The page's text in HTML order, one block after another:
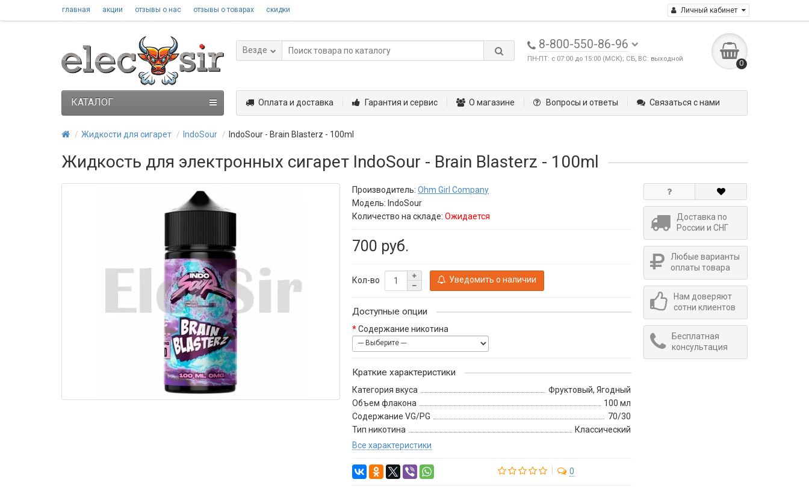
Личный кабинет
главная акции отзывы о нас отзывы о товарах скидки
8-800-550-86-96
ПН-ПТ: с 07:00 до 15:00 (МСК); СБ, ВС: выходной 0
Везде
Оплата и доставка Гарантия и сервис О магазине Вопросы и ответы Связаться с нами
КАТАЛОГ
Жидкости для сигарет IndoSour IndoSour - Brain Blasterz - 100ml
Жидкость для электронных сигарет IndoSour - Brain Blasterz - 100ml
Производитель:Ohm Girl Company
Модель: IndoSour
Количество на складе:Ожидается
700 руб.
Кол-во Уведомить о наличии
Доступные опции
Содержание никотина
Краткие характеристики
Категория вкуса
Фруктовый, Ягодный
Объем флакона
100 мл
Содержание VG/PG
70/30
Тип никотина
Классический
Все характеристики
0
Доставка по
России и СНГ
Любые варианты
оплаты товара
Нам доверяют
сотни клиентов
Бесплатная
консультация